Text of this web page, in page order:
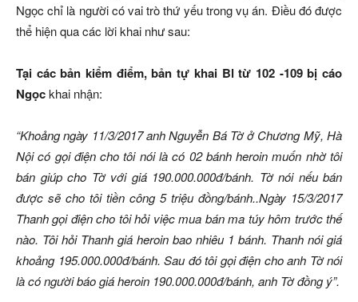
Ngọc chỉ là người có vai trò thứ yếu trong vụ án. Điều đó được
thể hiện qua các lời khai như sau:
Tại các bản kiểm điểm, bản tự khai Bl từ 102 -109 bị cáo
Ngọckhai nhận:
“Khoảng ngày 11/3/2017 anh Nguyễn Bá Tờ ở Chương Mỹ, Hà
Nội có gọi điện cho tôi nói là có 02 bánh heroin muốn nhờ tôi
bán giúp cho Tờ với giá 190.000.000đ/bánh. Tờ nói nếu bán
được sẽ cho tôi tiền công 5 triệu đồng/bánh..Ngày 15/3/2017
Thanh gọi điện cho tôi hỏi việc mua bán ma túy hôm trước thế
nào. Tôi hỏi Thanh giá heroin bao nhiêu 1 bánh. Thanh nói giá
khoảng 195.000.000đ/bánh. Sau đó tôi gọi điện cho anh Tờ nói
là có người báo giá heroin 190.000.000đ/bánh, anh Tờ đồng ý”.